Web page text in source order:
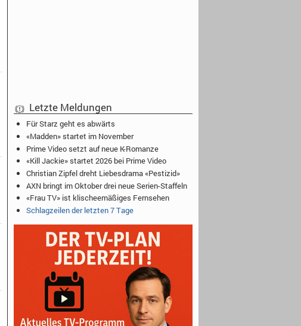
Letzte Meldungen
Für Starz geht es abwärts
«Madden» startet im November
Prime Video setzt auf neue K-Romanze
«Kill Jackie» startet 2026 bei Prime Video
Christian Zipfel dreht Liebesdrama «Pestizid»
AXN bringt im Oktober drei neue Serien-Staffeln
«Frau TV» ist klischeemäßiges Fernsehen
Schlagzeilen der letzten 7 Tage